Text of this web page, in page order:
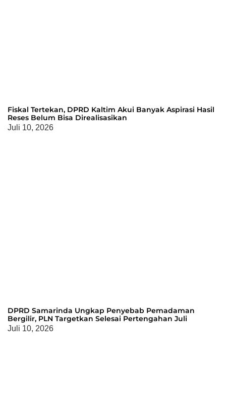
Fiskal Tertekan, DPRD Kaltim Akui Banyak Aspirasi Hasil
Reses Belum Bisa Direalisasikan
Juli 10, 2026
DPRD Samarinda Ungkap Penyebab Pemadaman
Bergilir, PLN Targetkan Selesai Pertengahan Juli
Juli 10, 2026